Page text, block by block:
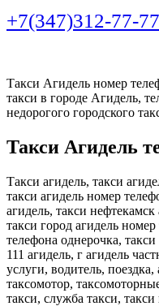
+7(347)312-77-77
Такси Агидель номер
такси в городе Агидель,
недорогого городского
Такси Агидель
Такси агидель, такси
такси агидель номер
агидель, такси
такси город агидель
телефона однерочка,
111 агидель, г агидель
услуги, водитель,
таксомотор,
такси, служба такси,